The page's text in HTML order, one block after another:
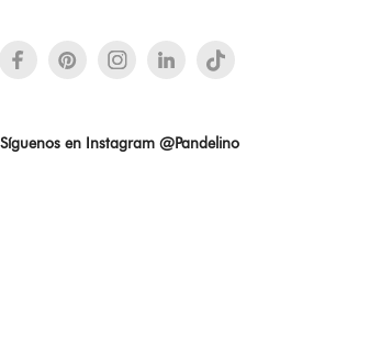
Síguenos en Instagram @Pandelino